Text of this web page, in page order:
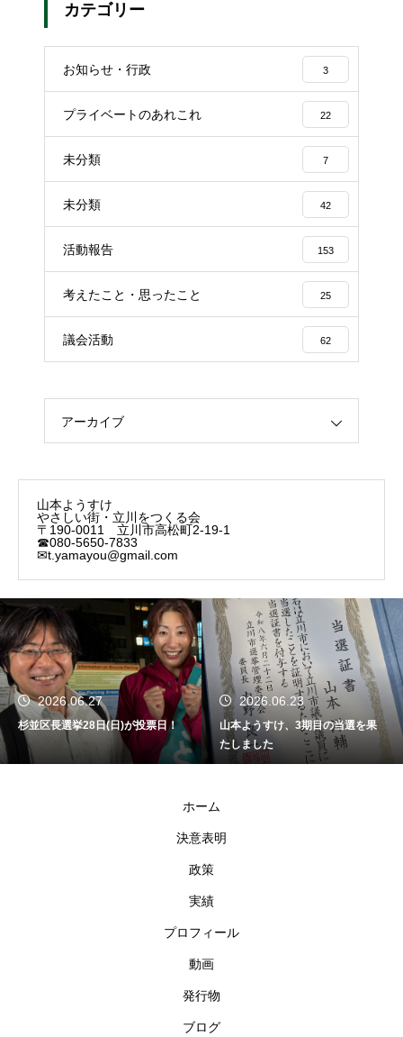
カテゴリー
お知らせ・行政 3
プライベートのあれこれ 22
未分類 7
未分類 42
活動報告 153
考えたこと・思ったこと 25
議会活動 62
アーカイブ
山本ようすけ
やさしい街・立川をつくる会
〒190-0011 立川市高松町2-19-1
☎080-5650-7833
✉t.yamayou@gmail.com
2026.06.27
杉並区長選挙28日(日)が投票日！
2026.06.23
山本ようすけ、3期目の当選を果
たしました
ホーム
決意表明
政策
実績
プロフィール
動画
発行物
ブログ